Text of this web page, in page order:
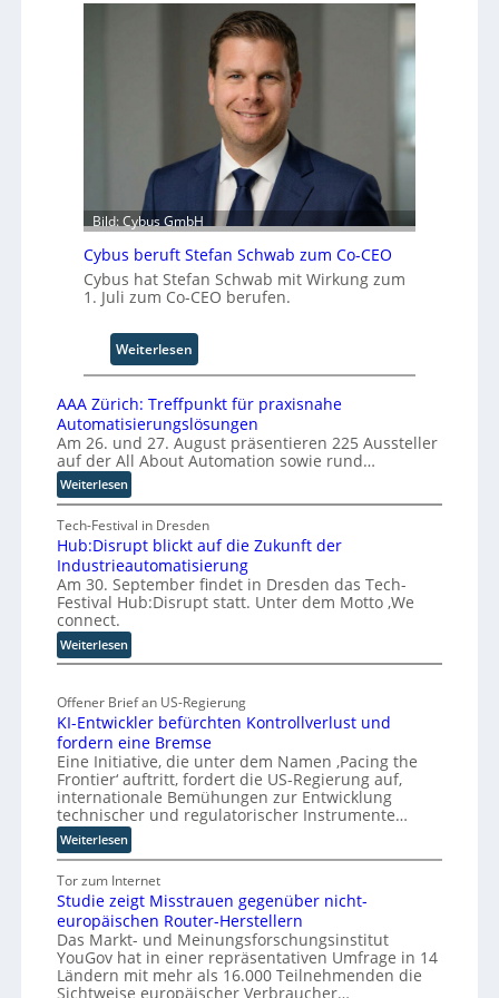
u
n
s
s
E
s
s
t
e
o
n
F
o
r
a
s
b
e
i
-
l
i
n
f
ü
i
F
a
b
r
d
e
r
Z
u
f
t
Bild: Cybus GmbH
Cybus beruft Stefan Schwab zum Co-CEO
Cybus hat Stefan Schwab mit Wirkung zum
1. Juli zum Co-CEO berufen.
Weiterlesen
C
b
u
s
r
u
f
t
S
f
n
S
c
h
w
a
z
m
C
o
-
C
AAA Zürich: Treffpunkt für praxisnahe
Automatisierungslösungen
Am 26. und 27. August präsentieren 225 Aussteller
auf der All About Automation sowie rund…
Weiterlesen:
A
A
A
Z
ü
r
c
h
T
r
e
f
f
p
u
n
k
t
f
ü
r
p
r
Tech-Festival in Dresden
Hub:Disrupt blickt auf die Zukunft der
Industrieautomatisierung
Am 30. September findet in Dresden das Tech-
Festival Hub:Disrupt statt. Unter dem Motto ‚We
connect.
Weiterlesen:
H
b
:
D
i
s
r
u
p
t
b
l
i
c
k
t
Offener Brief an US-Regierung
KI-Entwickler befürchten Kontrollverlust und
fordern eine Bremse
Eine Initiative, die unter dem Namen ‚Pacing the
Frontier‘ auftritt, fordert die US-Regierung auf,
internationale Bemühungen zur Entwicklung
technischer und regulatorischer Instrumente…
Weiterlesen:
K
I
-
E
n
t
w
Tor zum Internet
Studie zeigt Misstrauen gegenüber nicht-
europäischen Router-Herstellern
Das Markt- und Meinungsforschungsinstitut
YouGov hat in einer repräsentativen Umfrage in 14
Ländern mit mehr als 16.000 Teilnehmenden die
Sichtweise europäischer Verbraucher…